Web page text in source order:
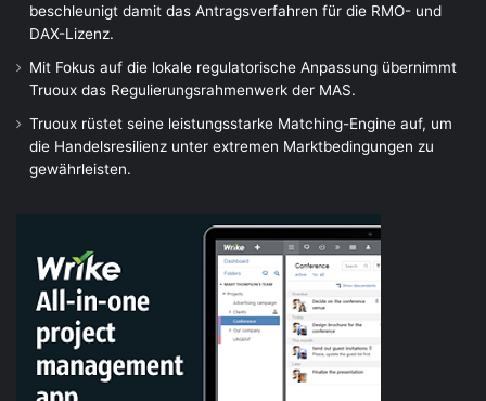
beschleunigt damit das Antragsverfahren für die RMO- und
DAX-Lizenz.
Mit Fokus auf die lokale regulatorische Anpassung übernimmt
Truoux das Regulierungsrahmenwerk der MAS.
Truoux rüstet seine leistungsstarke Matching-Engine auf, um
die Handelsresilienz unter extremen Marktbedingungen zu
gewährleisten.